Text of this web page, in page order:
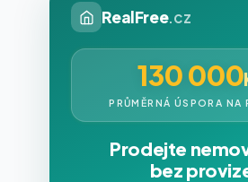
RealFree.cz
130 000
PRŮMĚRNÁ ÚSPORA NA
Prodejte
bez